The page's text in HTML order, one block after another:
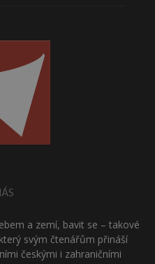
a zemí, bavit se – takové
svým čtenářům přináší
českými i zahraničními